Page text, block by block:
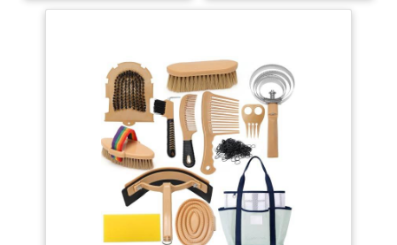
accessoire est adapté au
nettoyage des différentes
parties du corps. 【Haute
qualité et durabilité】Fabriqué à
partir de matériaux robustes et
durables, ce kit de pansage
s'adapte parfaitement au corps
du cheval et nettoie toutes les
parties du corps. Il élimine
efficacement la saleté et la boue
tout en favorisant la circulation
sanguine et en préservant la
santé du pelage et de la peau
de votre cheval. 【Sac de
contenu et garantit une bonne
vue d’ensemble des ustensiles
à l’écurie ou lors des
déplacements Taille adaptée
aux enfants : Les outils
pratiques sont spécialement
adaptés aux petites mains des
enfants et faciles à saisir
Design coloré : Le coffre de
pansage est disponible dans
des couleurs vives qui plaisent
aux enfants, tels le violet et le
rose. Ainsi, le soin des chevaux
devient une activité variée,